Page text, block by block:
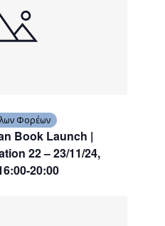
Book Launch |
22 – 23/11/24,
20:00
Φορέων